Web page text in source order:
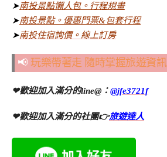
➤南投景點懶人包。行程規畫
➤南投景點。優惠門票&包套行程
➤南投住宿詢價。線上訂房
📢 玩樂帶著走 隨時掌握旅遊資訊
❤歡迎加入滿分的line@：@jfe3721f
❤歡迎加入滿分的社團👉旅遊達人